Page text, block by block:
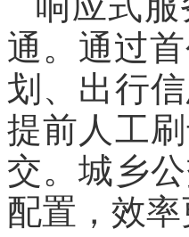
通。通过
划、出行
提前人工
交。城乡
配置，效率